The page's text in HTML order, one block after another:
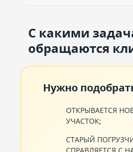
С какими
обращаются
Нужно
ОТКРЫВАЕТСЯ
УЧАСТОК;
СТАРЫЙ